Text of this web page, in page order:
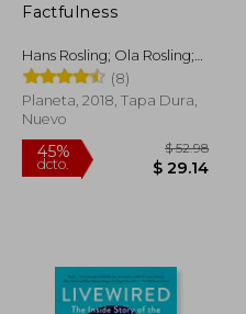
dcto.
Factfulness
Hans Rosling; Ola Rosling;
Anna Rosling
R&Ouml;Nnlund
(8)
Planeta, 2018, Tapa Dura,
Nuevo